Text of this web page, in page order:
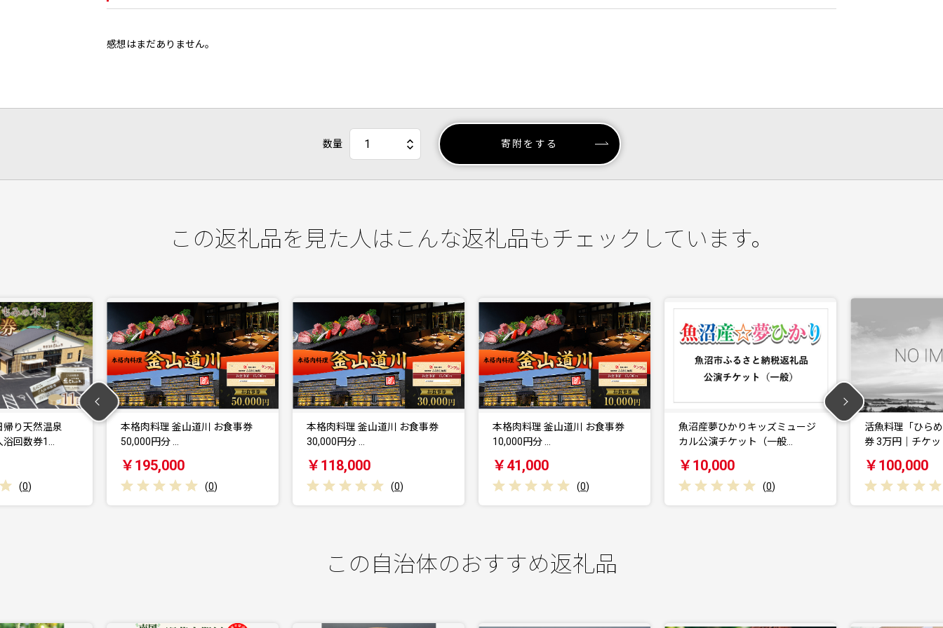
感想はまだありません。
数量 寄附をする
この返礼品を見た人はこんな返礼品もチェックしています。
道川 お食事券
(0)
本格肉料理 釜山道川 お食事券
30,000円分 …
￥118,000
(0)
本格肉料理 釜山道川 お食事券
10,000円分 …
￥41,000
(0)
魚沼産夢ひかりキッズミュージ
カル公演チケット（一般…
￥10,000
(0)
活魚料理「ひらめ亭」のお食事
券 3万円｜チケット …
￥100,000
(0)
活魚料理「ひら
券 9000円｜チケ
￥30,000
この自治体のおすすめ返礼品